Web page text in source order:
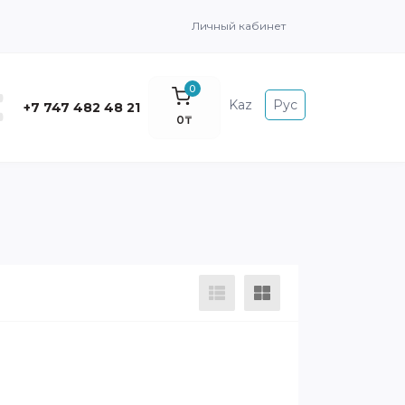
Личный кабинет
+7 747 482 48 21
0
0₸
Kaz Рус